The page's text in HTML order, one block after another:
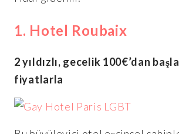
1. Hotel Roubaix
2 yıldızlı, gecelik 100€’dan
fiyatlarla